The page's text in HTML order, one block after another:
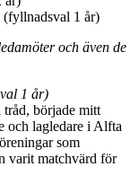
1 år)
och även de
1 år)
började mitt
och lagledare i Alfta
som
varit matchvärd för